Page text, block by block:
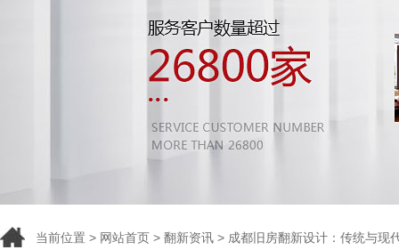
当前位置 > 网站首页 > 翻新资讯 > 成都旧房翻新设计：传统与现